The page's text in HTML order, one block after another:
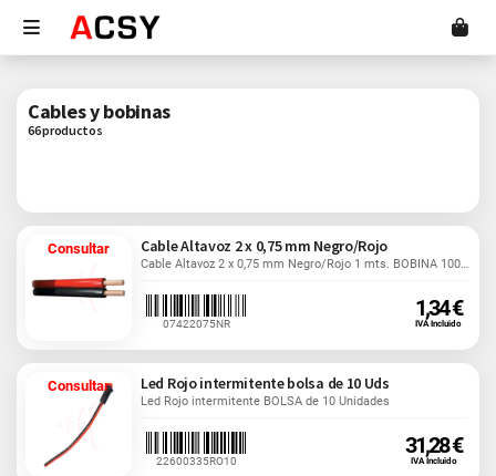
Cables y bobinas
66 productos
Consultar Cable Altavoz 2 x 0,75 mm Negro/Rojo
Cable Altavoz 2 x 0,75 mm Negro/Rojo 1 mts. BOBINA 100...
07422075NR
1,34 €
IVA Incluido
Consultar Led Rojo intermitente bolsa de 10 Uds
Led Rojo intermitente BOLSA de 10 Unidades
22600335RO10
31,28 €
IVA Incluido